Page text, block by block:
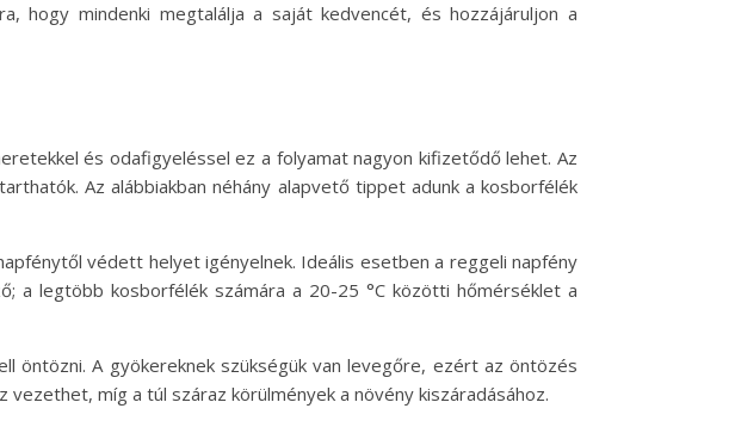
hogy mindenki megtalálja a saját kedvencét, és hozzájáruljon a
és odafigyeléssel ez a folyamat nagyon kifizetődő lehet. Az
Az alábbiakban néhány alapvető tippet adunk a kosborfélék
védett helyet igényelnek. Ideális esetben a reggeli napfény
a legtöbb kosborfélék számára a 20-25 °C közötti hőmérséklet a
öntözni. A gyökereknek szükségük van levegőre, ezért az öntözés
míg a túl száraz körülmények a növény kiszáradásához.